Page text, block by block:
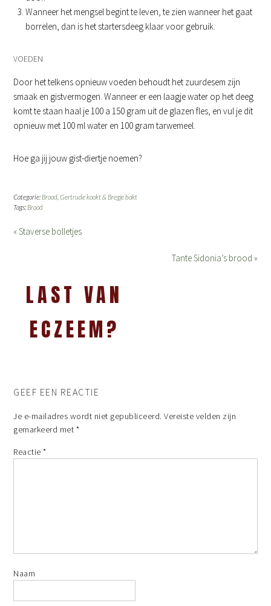
Wanneer het mengsel begint te leven, te zien wanneer het gaat
borrelen, dan is het startersdeeg klaar voor gebruik.
VOEDEN
Door het telkens opnieuw voeden behoudt het zuurdesem zijn
smaak en gistvermogen. Wanneer er een laagje water op het deeg
komt te staan haal je 100 a 150 gram uit de glazen fles, en vul je dit
opnieuw met 100 ml water en 100 gram tarwemeel.
Hoe ga jij jouw gist-diertje noemen?
Categorie: Brood ,Gertrude kookt & Bregje bakt
Tags: Brood
« Staverse bolletjes
Tante Sidonia’s brood »
LAST VAN
ECZEEM?
GEEF EEN REACTIE
Je e-mailadres wordt niet gepubliceerd. Vereiste velden zijn
gemarkeerd met *
Reactie*
Naam